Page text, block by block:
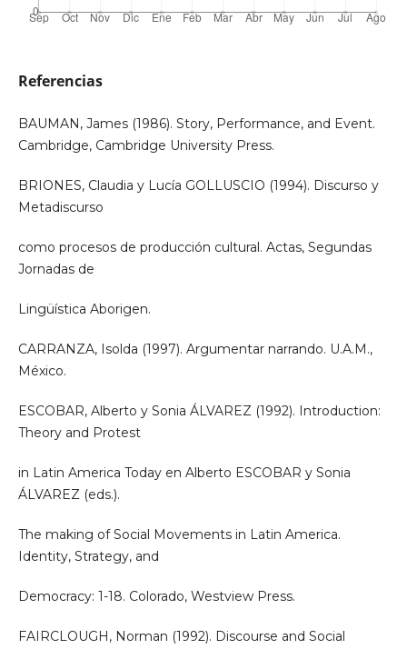
Referencias
BAUMAN, James (1986). Story, Performance, and Event.
Cambridge, Cambridge University Press.
BRIONES, Claudia y Lucía GOLLUSCIO (1994). Discurso y
Metadiscurso
como procesos de producción cultural. Actas, Segundas
Jornadas de
Lingüística Aborigen.
CARRANZA, Isolda (1997). Argumentar narrando. U.A.M.,
México.
ESCOBAR, Alberto y Sonia ÁLVAREZ (1992). Introduction:
Theory and Protest
in Latin America Today en Alberto ESCOBAR y Sonia
ÁLVAREZ (eds.).
The making of Social Movements in Latin America.
Identity, Strategy, and
Democracy: 1-18. Colorado, Westview Press.
FAIRCLOUGH, Norman (1992). Discourse and Social